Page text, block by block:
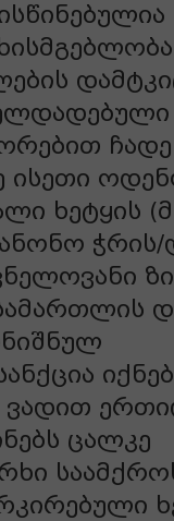
ისეთი
ხეტყის
ჭრის/
ვადით
ცალკე